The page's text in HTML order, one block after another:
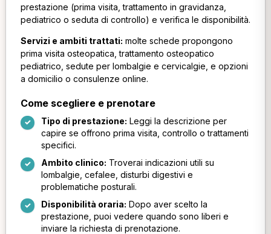
prestazione (prima visita, trattamento in gravidanza,
pediatrico o seduta di controllo) e verifica le disponibilità.
Servizi e ambiti trattati: molte schede propongono
prima visita osteopatica, trattamento osteopatico
pediatrico, sedute per lombalgie e cervicalgie, e opzioni
a domicilio o consulenze online.
Come scegliere e prenotare
Tipo di prestazione: Leggi la descrizione per
capire se offrono prima visita, controllo o trattamenti
specifici.
Ambito clinico: Troverai indicazioni utili su
lombalgie, cefalee, disturbi digestivi e
problematiche posturali.
Disponibilità oraria: Dopo aver scelto la
prestazione, puoi vedere quando sono liberi e
inviare la richiesta di prenotazione.